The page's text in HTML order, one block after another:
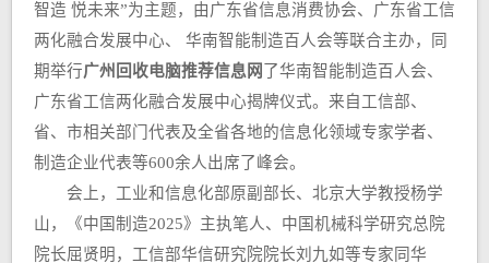
智造 悦未来”为主题，由广东省信息消费协会、广东省工信
两化融合发展中心、 华南智能制造百人会等联合主办，同
期举行广州回收电脑推荐信息网 了华南智能制造百人会、
广东省工信两化融合发展中心揭牌仪式。来自工信部、
省、市相关部门代表及全省各地的信息化领域专家学者、
制造企业代表等600余人出席了峰会。
会上，工业和信息化部原副部长、北京大学教授杨学
山，《中国制造2025》主执笔人、中国机械科学研究总院
院长屈贤明，工信部华信研究院院长刘九如等专家同华